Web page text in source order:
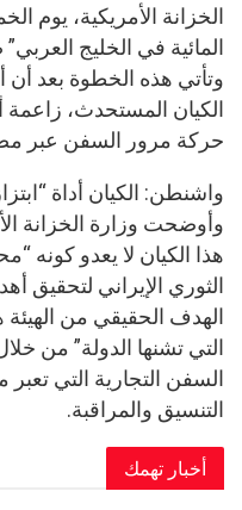
الخزانة الأمريكية، يوم
المائية في الخليج
وتأتي هذه الخطوة بعد
الكيان المستحدث،
حركة مرور السفن عبر
واشنطن: الكيان أداة
وأوضحت وزارة الخزانة
هذا الكيان لا يعدو كونه
الثوري الإيراني لتحقيق
الهدف الحقيقي من الهيئة
التي تشنها الدولة” من
السفن التجارية التي
التنسيق والمراقبة.
أخبار تهمك